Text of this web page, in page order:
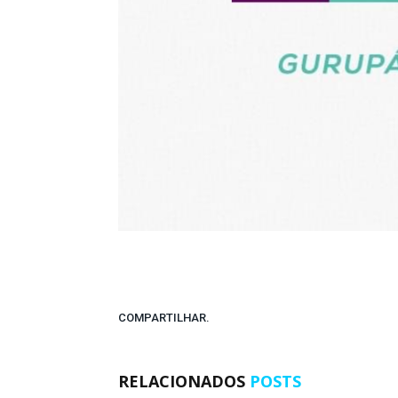
COMPARTILHAR.
RELACIONADOS POSTS